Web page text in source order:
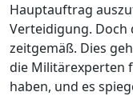
Hauptauftrag
Verteidigung. Doch
zeitgemäß. Dies
die Militärexperten
haben, und es